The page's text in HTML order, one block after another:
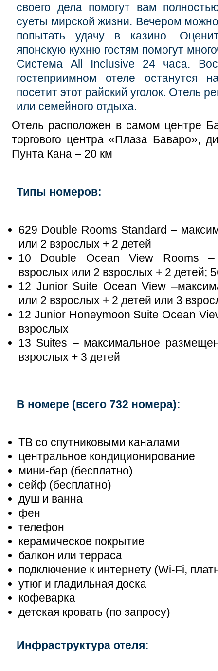
своего дела помогут вам
суеты мирской жизни. Вечером
попытать удачу в казино.
японскую кухню гостям помогут
Система All Inclusive 24 часа.
гостеприимном отеле останутся
посетит этот райский уголок. Отель
или семейного отдыха.
Отель расположен в самом центре
торгового центра «Плаза Баваро»,
Пунта Кана – 20 км
Типы номеров:
629 Double Rooms Standard –
или 2 взрослых + 2 детей
10 Double Ocean View Rooms
взрослых или 2 взрослых + 2 детей;
12 Junior Suite Ocean View
или 2 взрослых + 2 детей или 3
12 Junior Honeymoon Suite Ocean
взрослых
13 Suites – максимальное
взрослых + 3 детей
В номере (всего 732 номера):
ТВ со спутниковыми каналами
центральное кондиционирование
мини-бар (бесплатно)
сейф (бесплатно)
душ и ванна
фен
телефон
керамическое покрытие
балкон или терраса
подключение к интернету (Wi-Fi,
утюг и гладильная доска
кофеварка
детская кровать (по запросу)
Инфраструктура отеля: